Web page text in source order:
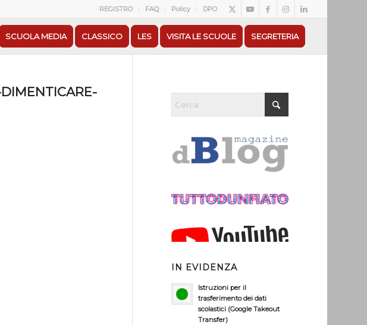
REGISTRO FAQ Policy DPO
SCUOLA MEDIA CLASSICO LES VISITA LE SCUOLE SEGRETERIA
IN EVIDENZA
Istruzioni per il
trasferimento dei dati
scolastici (Google Takeout
Transfer)